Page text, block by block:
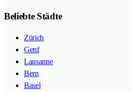
Beliebte Städte
Zürich
Genf
Lausanne
Bern
Basel